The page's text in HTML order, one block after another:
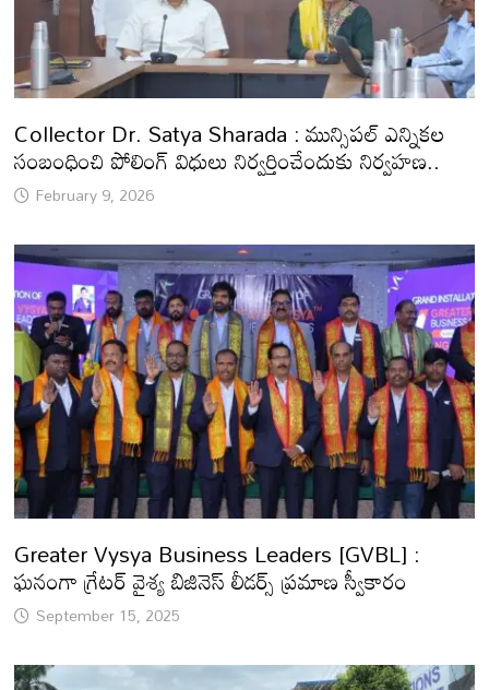
Collector Dr. Satya Sharada : మున్సిపల్ ఎన్నికల
సంబంధించి పోలింగ్ విధులు నిర్వర్తించేందుకు నిర్వహణ..
February 9, 2026
Greater Vysya Business Leaders [GVBL] :
ఘనంగా గ్రేటర్ వైశ్య బిజినెస్ లీడర్స్ ప్రమాణ స్వీకారం
September 15, 2025